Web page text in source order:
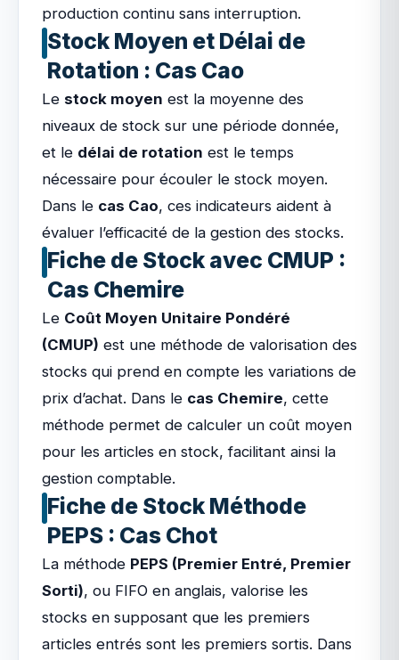
production continu sans interruption.
Stock Moyen et Délai de
Rotation : Cas Cao
Le stock moyen est la moyenne des
niveaux de stock sur une période donnée,
et le délai de rotation est le temps
nécessaire pour écouler le stock moyen.
Dans le cas Cao, ces indicateurs aident à
évaluer l’efficacité de la gestion des stocks.
Fiche de Stock avec CMUP :
Cas Chemire
Le Coût Moyen Unitaire Pondéré
(CMUP) est une méthode de valorisation des
stocks qui prend en compte les variations de
prix d’achat. Dans le cas Chemire, cette
méthode permet de calculer un coût moyen
pour les articles en stock, facilitant ainsi la
gestion comptable.
Fiche de Stock Méthode
PEPS : Cas Chot
La méthode PEPS (Premier Entré, Premier
Sorti), ou FIFO en anglais, valorise les
stocks en supposant que les premiers
articles entrés sont les premiers sortis. Dans